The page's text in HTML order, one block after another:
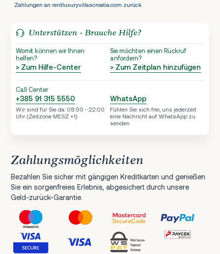
Zahlungen an rentluxuryvillascroatia.com zurück
Unterstützen - Brauche Hilfe?
Womit können wir Ihnen
helfen?
> Zum Hilfe-Center
Sie möchten einen Rückruf
anfordern?
> Zum Zeitplan hinzufügen
Call Center
+385 91 315 5550
Wir sind für Sie da: 08:00 - 22:00
Uhr (Zeitzone MESZ +1)
WhatsApp
Fühlen Sie sich frei, uns jederzeit
eine Nachricht auf WhatsApp zu
senden
Zahlungsmöglichkeiten
Bezahlen Sie sicher mit gängigen Kreditkarten und genießen
Sie ein sorgenfreies Erlebnis, abgesichert durch unsere
Geld-zurück-Garantie.